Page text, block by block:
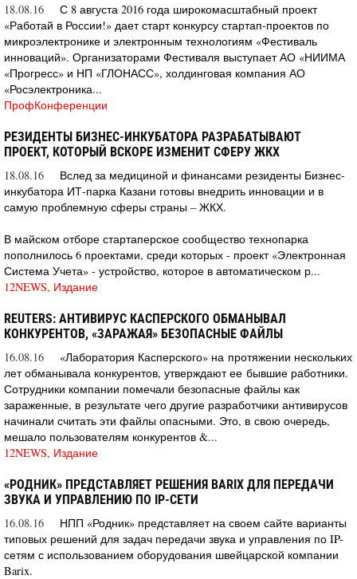
18.08.16
С 8 августа 2016 года широкомасштабный проект
«Работай в России!» дает старт конкурсу стартап-проектов по
микроэлектронике и электронным технологиям «Фестиваль
инноваций». Организаторами Фестиваля выступает АО «НИИМА
«Прогресс» и НП «ГЛОНАСС», холдинговая компания АО
«Росэлектроника...
ПрофКонференции
РЕЗИДЕНТЫ БИЗНЕС-ИНКУБАТОРА РАЗРАБАТЫВАЮТ
ПРОЕКТ, КОТОРЫЙ ВСКОРЕ ИЗМЕНИТ СФЕРУ ЖКХ
18.08.16
Вслед за медициной и финансами резиденты Бизнес-
инкубатора ИТ-парка Казани готовы внедрить инновации и в
самую проблемную сферы страны – ЖКХ.
В майском отборе стартаперское сообщество технопарка
пополнилось 6 проектами, среди которых - проект «Электронная
Система Учета» - устройство, которое в автоматическом р...
12NEWS, Издание
REUTERS: АНТИВИРУС КАСПЕРСКОГО ОБМАНЫВАЛ
КОНКУРЕНТОВ, «ЗАРАЖАЯ» БЕЗОПАСНЫЕ ФАЙЛЫ
16.08.16
«Лаборатория Касперского» на протяжении нескольких
лет обманывала конкурентов, утверждают ее бывшие работники.
Сотрудники компании помечали безопасные файлы как
зараженные, в результате чего другие разработчики антивирусов
начинали считать эти файлы опасными. Это, в свою очередь,
мешало пользователям конкурентов &...
12NEWS, Издание
«РОДНИК» ПРЕДСТАВЛЯЕТ РЕШЕНИЯ BARIX ДЛЯ ПЕРЕДАЧИ
ЗВУКА И УПРАВЛЕНИЮ ПО IP-СЕТИ
16.08.16
НПП «Родник» представляет на своем сайте варианты
типовых решений для задач передачи звука и управления по IP-
сетям с использованием оборудования швейцарской компании
Barix.